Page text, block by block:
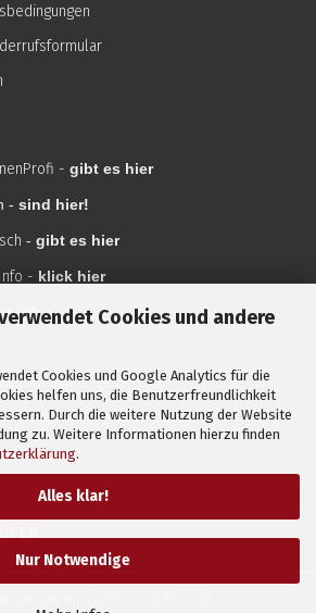
Cookies und andere
Cookies und Google Analytics für die
helfen uns, die Benutzerfreundlichkeit
Durch die weitere Nutzung der Website
zu. Weitere Informationen hierzu finden
.
Alles klar!
Nur Notwendige
- gibt es hier
- sind hier!
- gibt es hier
- klick hier
Infos
sind KI-generierte
Visualisierung der Motive.